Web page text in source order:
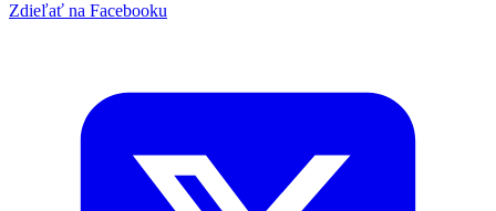
Zdieľať na Facebooku